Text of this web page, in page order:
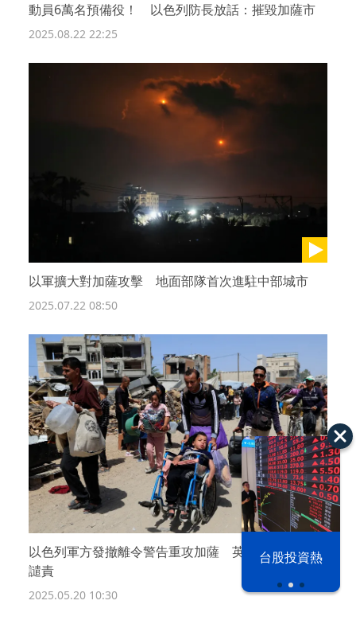
以色列 穹頂
台股投資熱
動員6萬名預備役！ 以色列防長放話：摧毀加薩市
2025.08.22 22:25
以軍擴大對加薩攻擊 地面部隊首次進駐中部城市
2025.07.22 08:50
以色列軍方發撤離令警告重攻加薩 英加法3國齊聲
譴責
2025.05.20 10:30